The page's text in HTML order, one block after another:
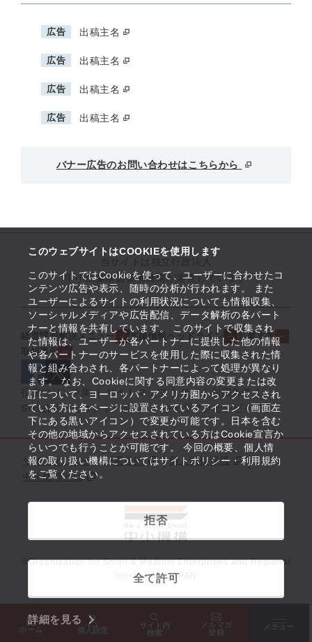
このウェブサイトはCOOKIEを使用します
このサイトではCookieを使って、ユーザーに合わせたコ
ンテンツ広告や表示、随時の分析が行われます。 また
ユーザーによるサイトの利用状況についても情報収集、
ソーシャルメディアや広告配信、データ解析の各パート
ナーと情報を共有しています。 このサイトで収集され
た情報は、ユーザーが各パートナーに提供した他の情報
や各パートナーのサービスを使用した際に収集された情
報と組み合わされ、各パートナーによって処理が異なり
ます。 なお、Cookieに関する同意内容の変更または改
訂について、ヨーロッパ・アメリカ圏からアクセスされ
ている方は各ページに設置されているアイコン（画面左
下にある黒いアイコン）で変更が可能です。日本を含む
その他の地域からアクセスされている方はCookie宣言か
らいつでも行うことが可能です。 今回の概要、個人情
報の取り扱い機構についてはサイトポリシー・利用規約
をご覧ください。
拒否
全て許可
詳細を見る
ホーム 個人設定
サイト内
検索
メルマガ
登録
広告 出稿主名
広告 出稿主名
広告 出稿主名
広告 出稿主名
バナー広告のお問い合わせはこちらから
中小企業基盤整備機構が運営しています
経営課題解決メニュー 支援情報ヘッドライン
起業支援
取組事例
役立つリンク集 サイトマップ
サイト利用条件
SNS公式アカウント一覧
ウェブアクセシビリティ
サイトポリシー・利用規約
個人情報保護
中小機構とは
©Organization for Small & Medium Enterprises and Regional
Innovation, JAPAN